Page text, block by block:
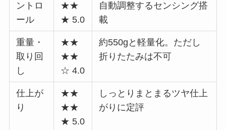
ントロ
ール
★★
★ 5.0
自動調整するセンシング搭
載
重量・
取り回
し
★★
★★
☆ 4.0
約550gと軽量化。ただし
折りたたみは不可
仕上が
り
★★
★★
★ 5.0
しっとりまとまるツヤ仕上
がりに定評